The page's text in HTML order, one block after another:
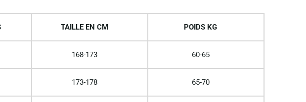
TAILLE EN CM POIDS KG
168-173 60-65
173-178 65-70